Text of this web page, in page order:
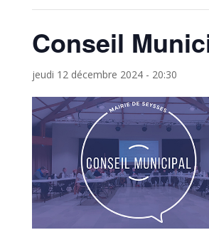
Conseil
jeudi 12 décembre 2024 - 20:30